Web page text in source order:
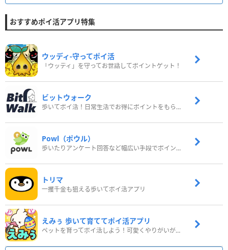
おすすめポイ活アプリ特集
ウッディ‐守ってポイ活
「ウッディ」を守ってお世話してポイントゲット！
ビットウォーク
歩いてポイ活！日常生活でお得にポイントをもらおう
Powl（ポウル）
歩いたりアンケート回答など幅広い手段でポイントをゲット
トリマ
一攫千金も狙える歩いてポイ活アプリ
えみぅ 歩いて育ててポイ活アプリ
ペットを育ってポイ活しよう！可愛くやりがいがある新感覚アプリ